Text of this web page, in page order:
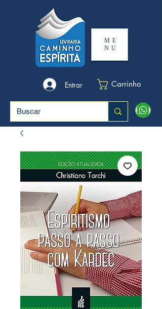
ME
NU
Entrar Carrinho